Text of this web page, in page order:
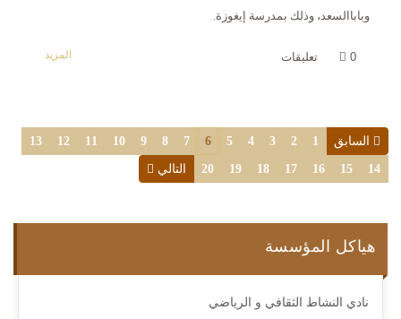
وباباالسعد، وذلك بمدرسة إيغوزة.
المزيد 0 تعليقات
السابق 1
2
3
4
5
6
7
8
9
10
11
12
13
14
15
16
17
18
19
20 التالي
هياكل المؤسسة
نادي النشاط الثقافي و الرياضي